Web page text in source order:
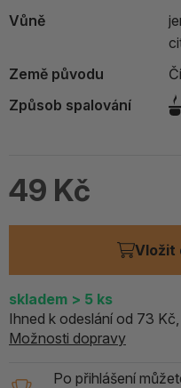
Vůně
Země původu
Způsob spalování
49 Kč
skladem > 5 ks
Ihned k odeslání od 73
Možnosti dopravy
Po přihlášení